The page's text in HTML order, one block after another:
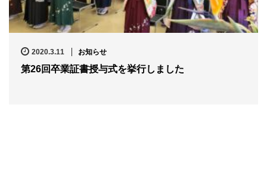
2020.3.11 お知らせ
第26回卒業証書授与式を挙行しました